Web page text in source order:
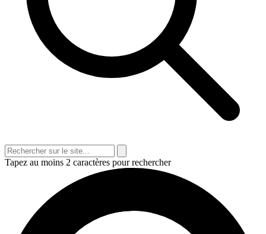
Tapez au moins 2 caractères pour rechercher